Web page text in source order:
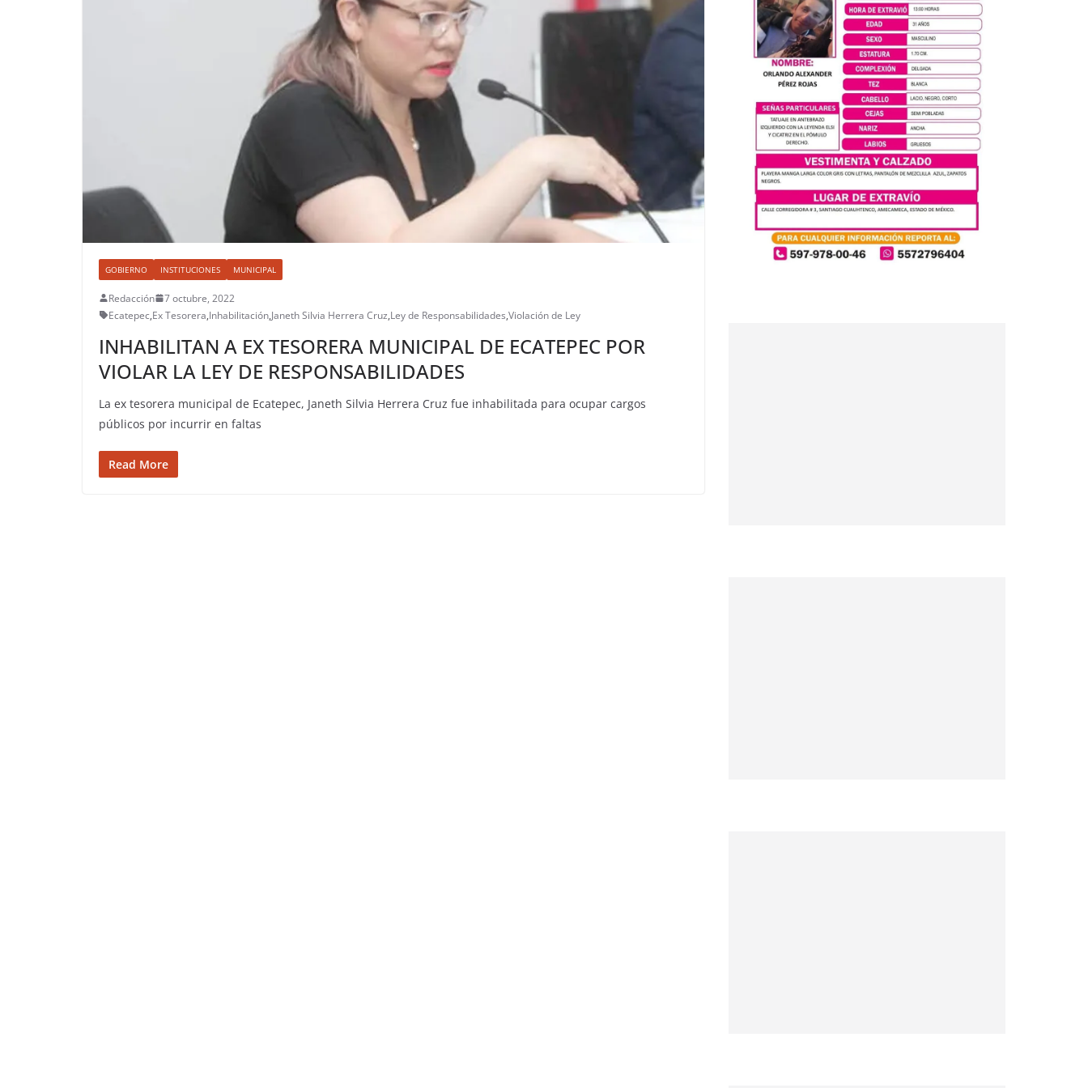
GOBIERNO INSTITUCIONES MUNICIPAL
Redacción
7 octubre, 2022
Ecatepec,Ex Tesorera,Inhabilitación,Janeth Silvia Herrera Cruz,Ley de Responsabilidades,Violación de Ley
INHABILITAN A EX TESORERA MUNICIPAL DE ECATEPEC POR
VIOLAR LA LEY DE RESPONSABILIDADES
La ex tesorera municipal de Ecatepec, Janeth Silvia Herrera Cruz fue inhabilitada para ocupar cargos
públicos por incurrir en faltas
Read More